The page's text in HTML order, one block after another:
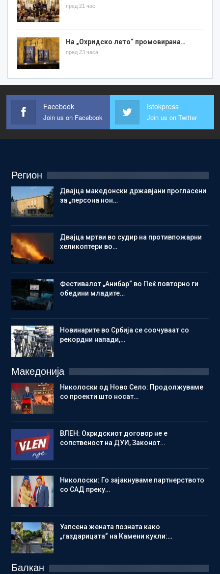
пред 21 час
На „Охридско лето“ промовирана…
пред 23 часа
Facebook
Join us on Facebook
Istokpress
Join us on Twitter
Регион
Двајца македонски државјани прогласени
за „персона нон…
Двајца мртви во судир на противпожарни
хеликоптери во…
Фестивалот „Анибар“ во Пеќ повторно ги
обедини младите…
Новинарите во Србија се соочуваат со
рекордни напади,…
Македонија
Николоски од Ново Село: Продолжуваме
со проекти што носат…
ВЛЕН: Охридскиот договор не е
сопственост на ДУИ, Законот…
Николоски: Го зајакнуваме партнерството
со САД преку…
Уапсена жената позната како
„газдарицата“ на Камени кукли:…
Балкан